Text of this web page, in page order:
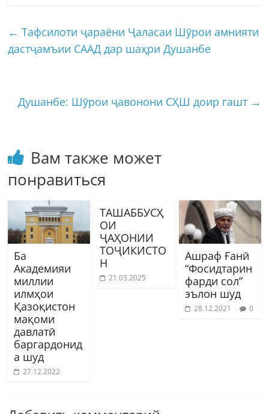
← Тафсилоти ҷараёни Ҷаласаи Шӯрои амнияти
дастҷамъии СААД дар шаҳри Душанбе
Душанбе: Шӯрои ҷавонони СҲШ доир гашт →
Вам также может
понравиться
Ба
Академияи
миллии
илмҳои
Қазоқистон
мақоми
давлатӣ
баргардонид
а шуд
27.12.2022
ТАШАББУСҲ
ОИ
ҶАҲОНИИ
ТОҶИКИСТО
Н
21.03.2025
Ашраф Ғанӣ
“Фосидтарин
фарди сол”
эълон шуд
28.12.2021 0